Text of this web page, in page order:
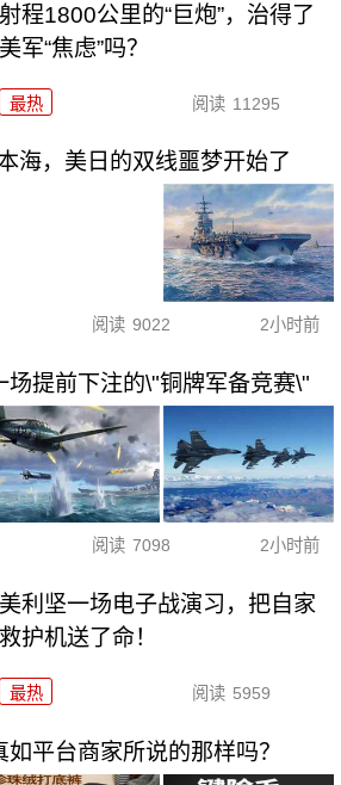
射程1800公里的“巨炮”，治得了
美军“焦虑”吗？
最热 阅读 11295
海，美日的双线噩梦开始了
阅读 9022 2小时前
场提前下注的\"铜牌军备竞赛\"
阅读 7098 2小时前
美利坚一场电子战演习，把自家
救护机送了命！
最热 阅读 5959
平台商家所说的那样吗？